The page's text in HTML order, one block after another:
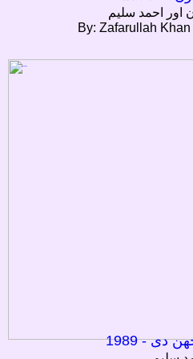
احمد سلیم
By: Zafarullah
دی - 1989